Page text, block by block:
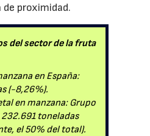
proximidad.
del sector de la fruta
en España:
(-8,26%).
en manzana: Grupo
toneladas
el 50% del total).